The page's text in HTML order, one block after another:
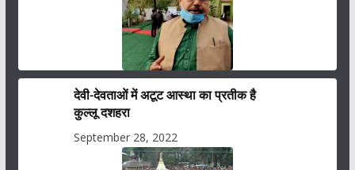
देवी-देवताओं में अटूट आस्था का प्रतीक है
कुल्लू दशहरा
September 28, 2022